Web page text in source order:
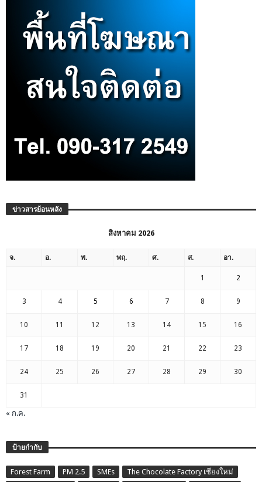
ข่าวสารย้อนหลัง
สิงหาคม 2026
จ. อ. พ. พฤ. ศ. ส. อา.
1 2
3 4 5 6 7 8 9
10 11 12 13 14 15 16
17 18 19 20 21 22 23
24 25 26 27 28 29 30
31
« ก.ค.
ป้ายกำกับ
Forest Farm PM 2.5 SMEs
The Chocolate Factory เชียงใหม่